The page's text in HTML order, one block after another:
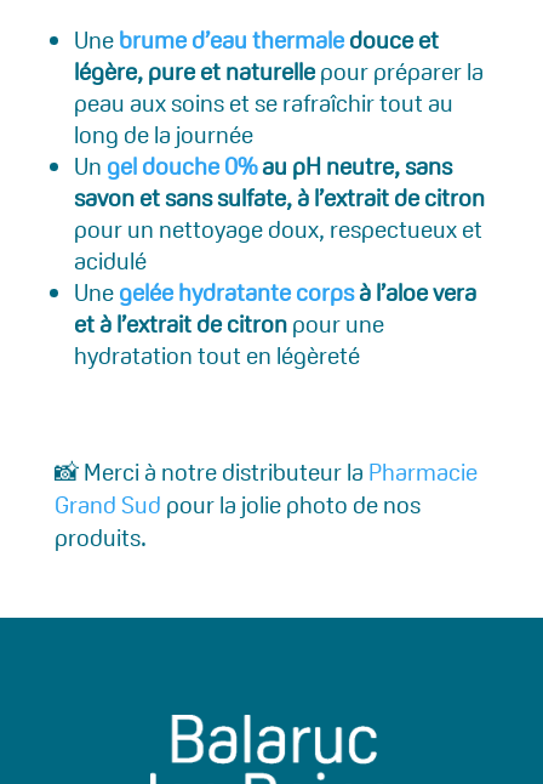
Unebrume d’eau thermaledouce et
légère, pure et naturellepour préparer la
peau aux soins et se rafraîchir tout au
long de la journée
Un gel douche 0%au pH neutre, sans
savon et sans sulfate, à l’extrait de citron
pour un nettoyage doux, respectueux et
acidulé
Unegelée hydratante corpsà l’aloe vera
et à l’extrait de citronpour une
hydratation tout en légèreté
📸 Merci à notre distributeur la Pharmacie
Grand Sud pour la jolie photo de nos
produits.